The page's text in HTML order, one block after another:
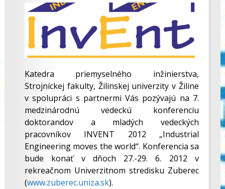
Katedra priemyselného inžinierstva,
Strojníckej fakulty, Žilinskej univerzity v Žiline
v spolupráci s partnermi Vás pozývajú na 7.
medzinárodnú vedeckú konferenciu
doktorandov a mladých vedeckých
pracovníkov INVENT 2012 „Industrial
Engineering moves the world“. Konferencia sa
bude konať v dňoch 27.-29. 6. 2012 v
rekreačnom Univerzitnom stredisku Zuberec
(www.zuberec.uniza.sk).